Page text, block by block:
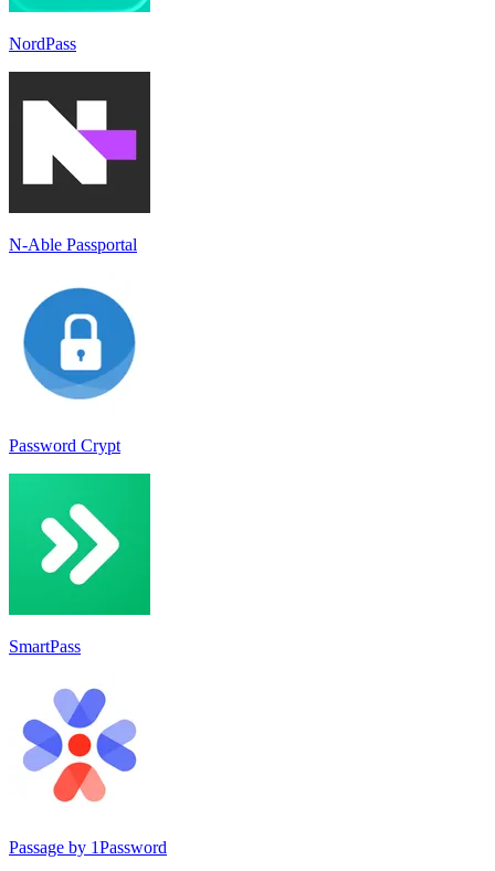
NordPass
N-Able Passportal
Password Crypt
SmartPass
Passage by 1Password